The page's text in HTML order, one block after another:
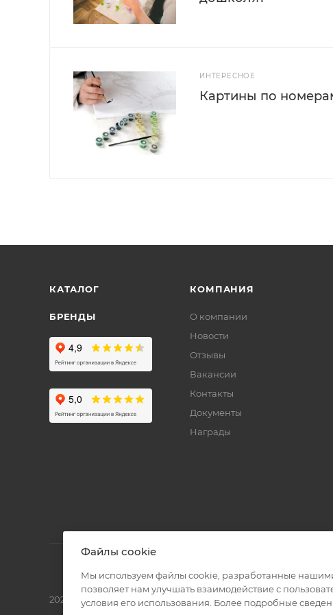
ИНТЕРЕСНОЕ
Картины по
КАТАЛОГ
БРЕНДЫ
КОМПАНИЯ
О компании
Новости
Отзывы
Вакансии
Контакты
Документы
Награды
2026 © Полиграф кит - интернет-магазин
Файлы cookie
Мы используем файлы cookie, разработанные
позволяет нам улучшать взаимодействие с
условия его использования. Более подробные